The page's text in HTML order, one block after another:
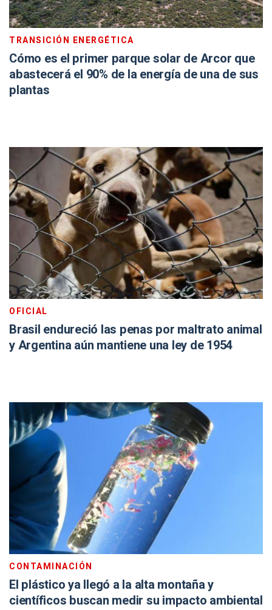
TRANSICIÓN ENERGÉTICA
Cómo es el primer parque solar de Arcor que
abastecerá el 90% de la energía de una de sus
plantas
OFICIAL
Brasil endureció las penas por maltrato animal
y Argentina aún mantiene una ley de 1954
CONTAMINACIÓN
El plástico ya llegó a la alta montaña y
científicos buscan medir su impacto ambiental